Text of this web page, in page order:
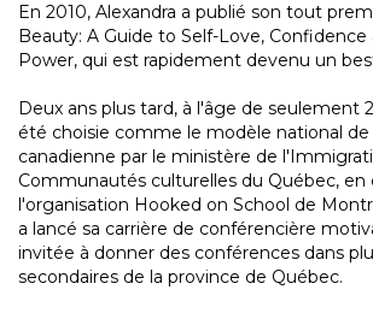
En 2010, Alexandra a publié son tout
Beauty: A Guide to Self-Love,
Power, qui est rapidement devenu un
Deux ans plus tard, à l'âge de seulement
été choisie comme le modèle national de
canadienne par le ministère de
Communautés culturelles du Québec, en
l'organisation Hooked on School de
a lancé sa carrière de conférencière
invitée à donner des conférences dans
secondaires de la province de Québec.